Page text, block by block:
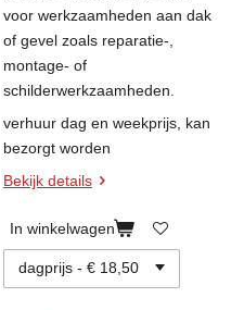
voor werkzaamheden aan dak
of gevel zoals reparatie-,
montage- of
schilderwerkzaamheden.
verhuur dag en weekprijs, kan
bezorgt worden
Bekijk details
In winkelwagen